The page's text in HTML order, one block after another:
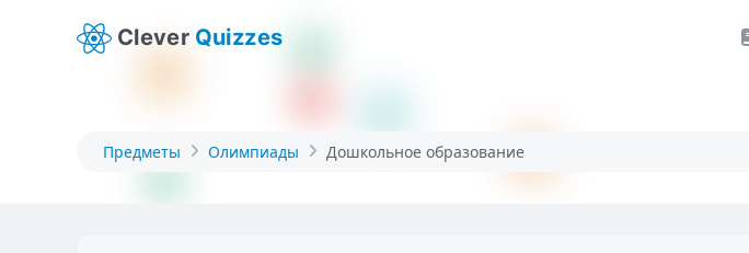
Clever Quizzes
Предметы Олимпиады Дошкольное образование